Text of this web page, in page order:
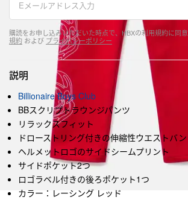
購読をお申し込みいただいた時点で、HBXの利用規約に同意
規約 および プライバシーポリシー
説明
Billionaire Boys Club
BBスクリプトラウンジパンツ
リラックスフィット
ドローストリング付きの伸縮性ウエストバン
ヘルメットロゴのサイドシームプリント
サイドポケット2つ
ロゴラベル付きの後ろポケット1つ
カラー：レーシング レッド